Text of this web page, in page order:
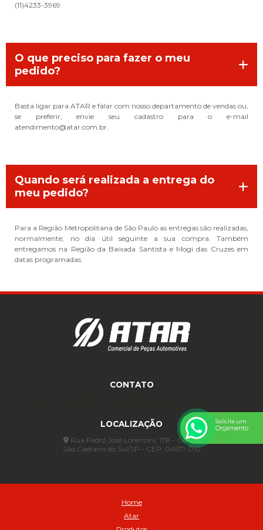
(11)4233-3969.
O que preciso para fazer o meu
pedido?
Basta ligar para ATAR e falar com nosso departamento de vendas ou,
se preferir, envie seu cadastro para o e-mail
atendimento@atar.com.br.
Quando será realizada a entrega do
meu pedido?
Para a Região Metropolitana de São Paulo as entregas são realizadas,
normalmente, no dia útil seguinte a sua compra. Também
entregamos na Região da Baixada Santista e Mogi das Cruzes em
datas programadas.
CONTATO
LOCALIZAÇÃO
Rua Pedro José Lorenzini, 178 - Centro
São Caetano do Sul/SP - CEP: 04571-010
Home
Atar
Solicite um
Orçamento